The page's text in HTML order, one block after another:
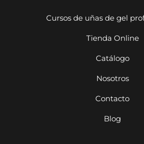
Cursos de uñas de gel
Tienda Online
Catálogo
Nosotros
Contacto
Blog